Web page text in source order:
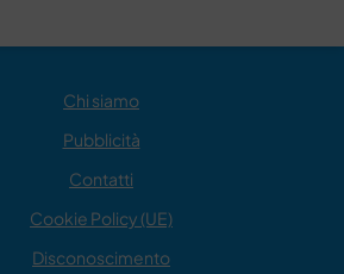
Chi siamo
Pubblicità
Contatti
Cookie Policy (UE)
Disconoscimento